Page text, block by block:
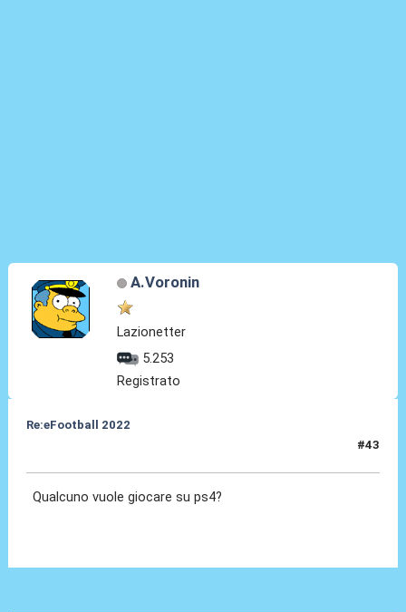
A.Voronin
Lazionetter
5.253
Registrato
Re:eFootball 2022
#43
Qualcuno vuole giocare su ps4?